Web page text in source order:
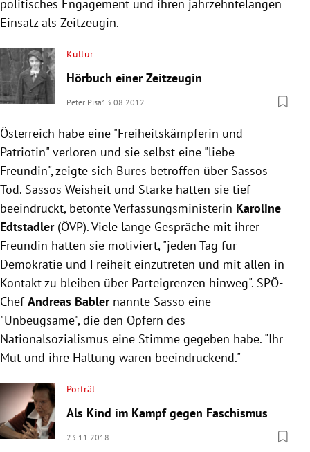
politisches Engagement und ihren jahrzehntelangen
Einsatz als Zeitzeugin.
Kultur
Hörbuch einer Zeitzeugin
Peter Pisa13.08.2012
Österreich habe eine "Freiheitskämpferin und
Patriotin" verloren und sie selbst eine "liebe
Freundin", zeigte sich Bures betroffen über Sassos
Tod. Sassos Weisheit und Stärke hätten sie tief
beeindruckt, betonte Verfassungsministerin Karoline
Edtstadler(ÖVP). Viele lange Gespräche mit ihrer
Freundin hätten sie motiviert, "jeden Tag für
Demokratie und Freiheit einzutreten und mit allen in
Kontakt zu bleiben über Parteigrenzen hinweg". SPÖ-
ChefAndreas Bablernannte Sasso eine
"Unbeugsame", die den Opfern des
Nationalsozialismus eine Stimme gegeben habe. "Ihr
Mut und ihre Haltung waren beeindruckend."
Porträt
Als Kind im Kampf gegen Faschismus
23.11.2018